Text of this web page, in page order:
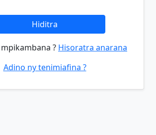
Hiditra
? Hisoratra anarana
Adino ny tenimiafina ?